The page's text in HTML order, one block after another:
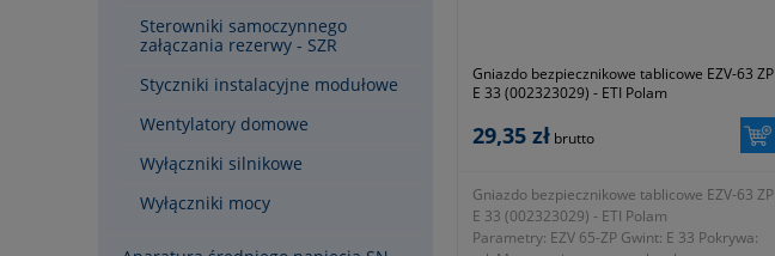
Sterowniki samoczynnego
załączania rezerwy - SZR
Styczniki instalacyjne modułowe
Wentylatory domowe
Wyłączniki silnikowe
Wyłączniki mocy
Gniazdo bezpiecznikowe tablicowe EZV-63 ZP
E 33 (002323029) - ETI Polam
29,35 zł brutto
Gniazdo bezpiecznikowe tablicowe EZV-63 ZP
E 33 (002323029) - ETI Polam
Parametry: EZV 65-ZP Gwint: E 33 Pokrywa: